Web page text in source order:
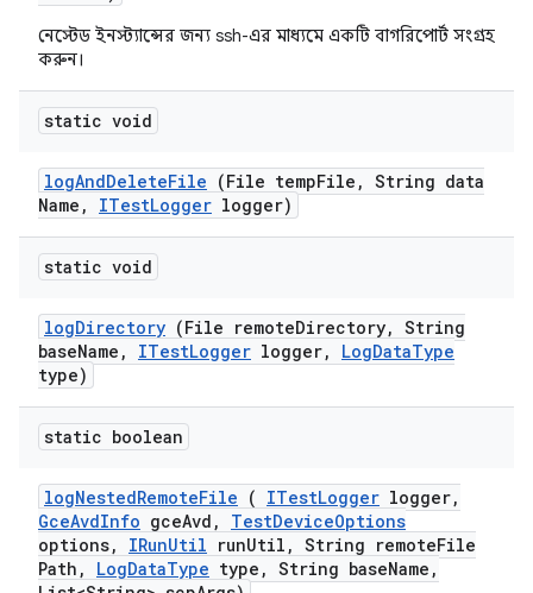
নেস্টেড ইনস্ট্যান্সের জন্য ssh-এর মাধ্যমে একটি বাগরিপোর্ট সংগ্রহ
করুন।
static void
logAndDeleteFile (File tempFile , String data
Name , ITestLogger logger)
static void
logDirectory (File remoteDirectory, String
baseName , ITestLogger logger, LogDataType
type)
static boolean
logNestedRemoteFile ( ITestLogger logger,
GceAvdInfo gceAvd , TestDeviceOptions
options, IRunUtil runUtil , String remoteFile
Path , LogDataType type , String baseName ,